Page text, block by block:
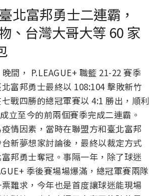
北富邦勇士二連霸，
、台灣大哥大等 60 家
間， P.LEAGUE+ 職籃 21-22 賽季
富邦勇士最終以 108:104 擊敗新竹
戰四勝的總冠軍賽以 4:1 勝出，順利
立至今的前兩個賽季完成二連霸。
情因素，當時在聯盟方和臺北富邦
新夢想家討論後，最終以裁定方式
邦勇士奪冠。事隔一年，除了球迷
季後賽場場爆滿，總冠軍賽兩隊
難求，今年也是首度讓球迷能現場